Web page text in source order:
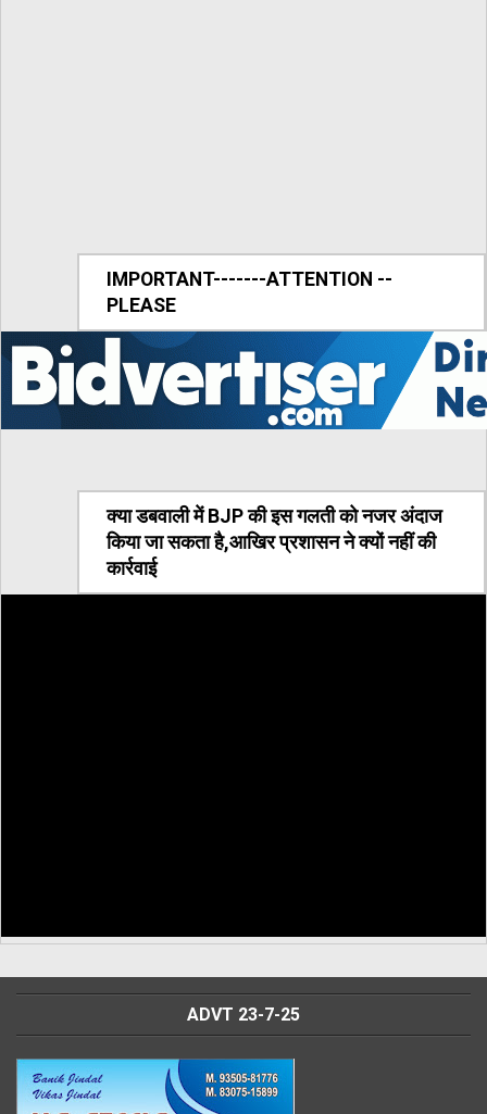
IMPORTANT-------ATTENTION --
PLEASE
क्या डबवाली में BJP की इस गलती को नजर अंदाज
किया जा सकता है,आखिर प्रशासन ने क्यों नहीं की
कार्रवाई
ADVT 23-7-25